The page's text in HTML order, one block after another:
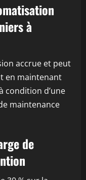
à
accrue et peut
en maintenant
condition d’une
maintenance
de